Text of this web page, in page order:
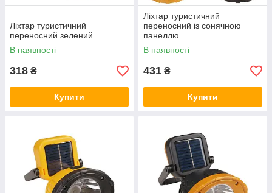
Ліхтар туристичний
переносний зелений
В наявності
318 ₴
Купити
Ліхтар туристичний
переносний із сонячною
панеллю
В наявності
431 ₴
Купити